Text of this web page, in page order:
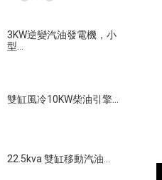
3KW逆變汽油發電機，小
型...
雙缸風冷10KW柴油引擎...
22.5kva 雙缸移動汽油...